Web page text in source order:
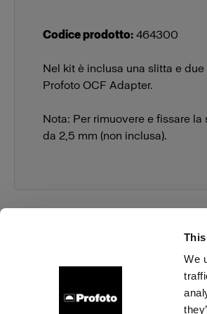
We
Codice prodotto: 464300
Nel kit è inclusa una slitta e
Profoto OCF Adapter.
Nota: Per rimuovere e fissare
da 2,5 mm (non inclusa).
Chi siamo Contatti